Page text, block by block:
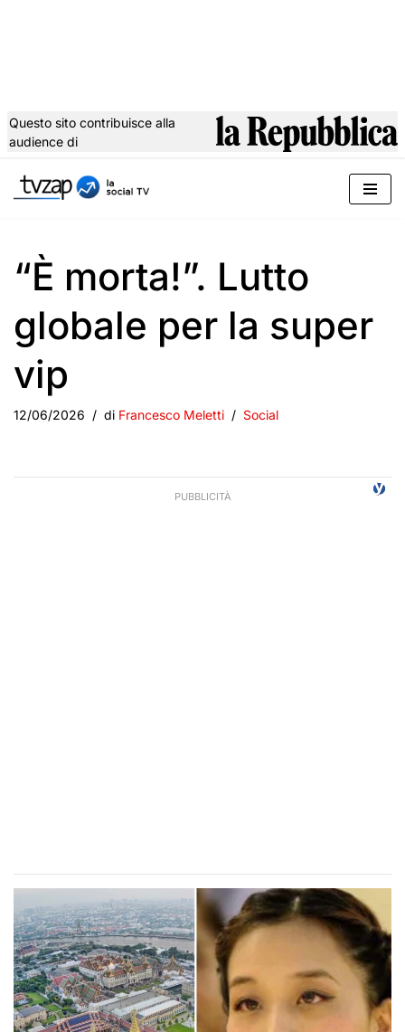
al
Questo sito contribuisce alla
audience di
“È morta!”. Lutto
globale per la super
vip
12/06/2026 di Francesco Meletti Social